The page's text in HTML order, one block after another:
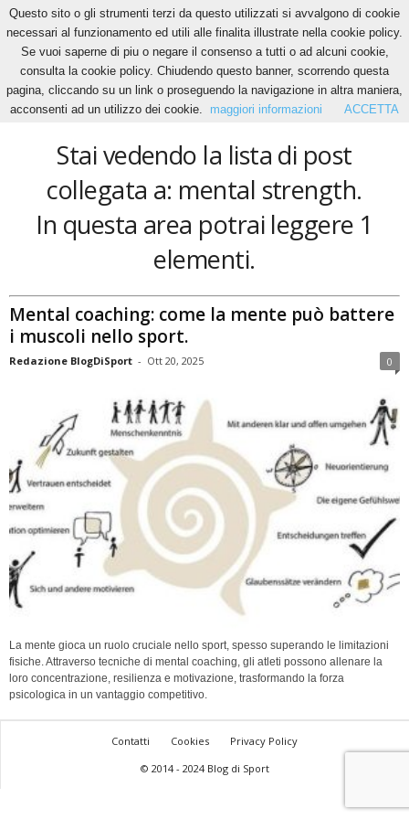
Home Tags Mental strength
mental strength
Stai vedendo la lista di post
collegata a: mental strength.
In questa area potrai leggere 1
elementi.
Mental coaching: come la mente può battere
i muscoli nello sport.
Redazione BlogDiSport - Ott 20, 2025 0
La mente gioca un ruolo cruciale nello sport, spesso superando le limitazioni
fisiche. Attraverso tecniche di mental coaching, gli atleti possono allenare la
loro concentrazione, resilienza e motivazione, trasformando la forza
psicologica in un vantaggio competitivo.
Contatti Cookies
Privacy Policy
© 2014 - 2024 Blog di Sport
Questo sito o gli strumenti terzi da questo utilizzati si avvalgono di cookie
necessari al funzionamento ed utili alle finalita illustrate nella cookie policy.
Se vuoi saperne di piu o negare il consenso a tutti o ad alcuni cookie,
consulta la cookie policy. Chiudendo questo banner, scorrendo questa
pagina, cliccando su un link o proseguendo la navigazione in altra maniera,
acconsenti ad un utilizzo dei cookie.
maggiori informazioni ACCETTA